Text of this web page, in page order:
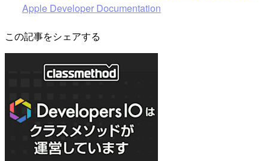
Apple Developer Documentation
この記事をシェアする